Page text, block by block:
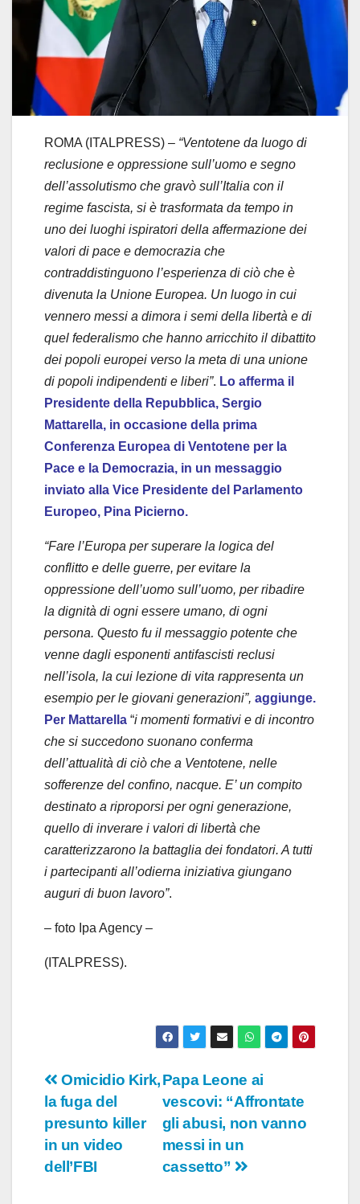
ROMA (ITALPRESS) – “Ventotene da luogo di
reclusione e oppressione sull’uomo e segno
dell’assolutismo che gravò sull’Italia con il
regime fascista, si è trasformata da tempo in
uno dei luoghi ispiratori della affermazione dei
valori di pace e democrazia che
contraddistinguono l’esperienza di ciò che è
divenuta la Unione Europea. Un luogo in cui
vennero messi a dimora i semi della libertà e di
quel federalismo che hanno arricchito il dibattito
dei popoli europei verso la meta di una unione
di popoli indipendenti e liberi”. Lo afferma il
Presidente della Repubblica, Sergio
Mattarella, in occasione della prima
Conferenza Europea di Ventotene per la
Pace e la Democrazia, in un messaggio
inviato alla Vice Presidente del Parlamento
Europeo, Pina Picierno.
“Fare l’Europa per superare la logica del
conflitto e delle guerre, per evitare la
oppressione dell’uomo sull’uomo, per ribadire
la dignità di ogni essere umano, di ogni
persona. Questo fu il messaggio potente che
venne dagli esponenti antifascisti reclusi
nell’isola, la cui lezione di vita rappresenta un
esempio per le giovani generazioni”, aggiunge.
Per Mattarella “i momenti formativi e di incontro
che si succedono suonano conferma
dell’attualità di ciò che a Ventotene, nelle
sofferenze del confino, nacque. E’ un compito
destinato a riproporsi per ogni generazione,
quello di inverare i valori di libertà che
caratterizzarono la battaglia dei fondatori. A tutti
i partecipanti all’odierna iniziativa giungano
auguri di buon lavoro”.
– foto Ipa Agency –
(ITALPRESS).
Navigazione
articoli
Papa Leone ai
vescovi: “Affrontate
gli abusi, non vanno
messi in un
cassetto”
Omicidio Kirk,
la fuga del
presunto killer
in un video
dell’FBI